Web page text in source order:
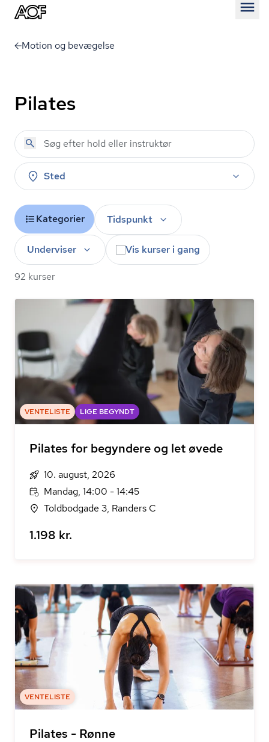
Motion og bevægelse
Pilates
Sted
Kategorier Tidspunkt
Underviser Vis kurser i gang
92 kurser
VENTELISTE LIGE BEGYNDT
Pilates for begyndere og let øvede
10. august, 2026
Mandag, 14:00 - 14:45
Toldbodgade 3, Randers C
1.198 kr.
VENTELISTE
Pilates - Rønne